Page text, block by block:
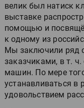
велик был натиск
выставке
помощью и
к одному из
Мы заключили ряд
заказчиками, в т.
машин. По мере
устанавливаться в
удовольствием